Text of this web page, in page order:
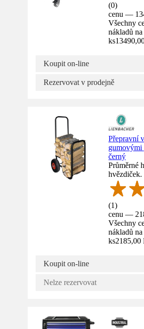
(0)
cenu —
Všechny
nákladů
ks
Koupit on-line
Rezervovat v prodejně
Přepravní
gumovými
černý
Průměrné
(1)
cenu —
Všechny
nákladů
ks2185,00
Koupit on-line
Nelze rezervovat